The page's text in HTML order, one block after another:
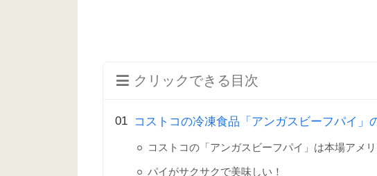
クリックできる目次
コストコの冷凍食品「アンガスビーフパイ」
コストコの「アンガスビーフパイ」は本場アメ
パイがサクサクで美味しい！